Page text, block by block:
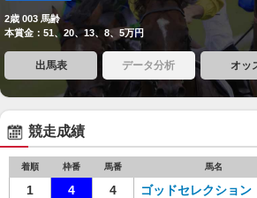
2歳 003 馬齢
本賞金：51、20、13、8、5万円
出馬表 データ分析 オッ
競走成績
着順 枠番 馬番 馬名
1 4 4 ゴッドセレクション